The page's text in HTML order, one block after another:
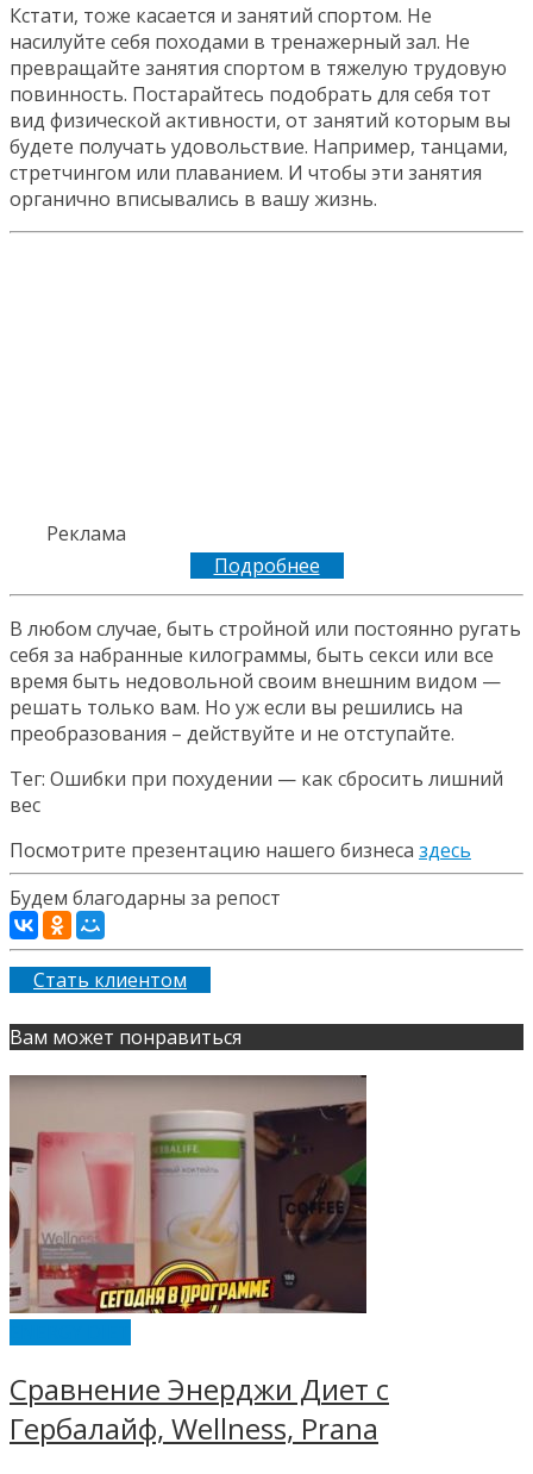
Кстати, тоже касается и занятий спортом. Не
насилуйте себя походами в тренажерный зал. Не
превращайте занятия спортом в тяжелую трудовую
повинность. Постарайтесь подобрать для себя тот
вид физической активности, от занятий которым вы
будете получать удовольствие. Например, танцами,
стретчингом или плаванием. И чтобы эти занятия
органично вписывались в вашу жизнь.
Реклама
Подробнее
В любом случае, быть стройной или постоянно ругать
себя за набранные килограммы, быть секси или все
время быть недовольной своим внешним видом —
решать только вам. Но уж если вы решились на
преобразования – действуйте и не отступайте.
Тег: Ошибки при похудении — как сбросить лишний
вес
Посмотрите презентацию нашего бизнеса здесь
Будем благодарны за репост
Стать клиентом
Вам может понравиться
Сравнение Энерджи Диет с
Гербалайф, Wellness, Prana